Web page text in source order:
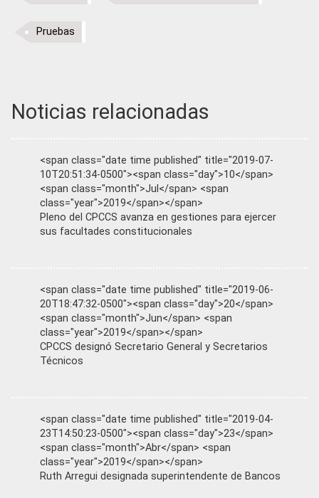
Pruebas
Noticias relacionadas
<span class="date time published" title="2019-07-
10T20:51:34-0500"><span class="day">10</span>
<span class="month">Jul</span> <span
class="year">2019</span></span>
Pleno del CPCCS avanza en gestiones para ejercer
sus facultades constitucionales
<span class="date time published" title="2019-06-
20T18:47:32-0500"><span class="day">20</span>
<span class="month">Jun</span> <span
class="year">2019</span></span>
CPCCS designó Secretario General y Secretarios
Técnicos
<span class="date time published" title="2019-04-
23T14:50:23-0500"><span class="day">23</span>
<span class="month">Abr</span> <span
class="year">2019</span></span>
Ruth Arregui designada superintendente de Bancos